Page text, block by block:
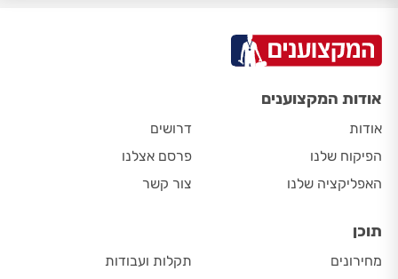
אודות המקצוענים
אודות
הפיקוח שלנו
האפליקציה שלנו
דרושים
פרסם אצלנו
צור קשר
תוכן
מחירונים
תקלות ועבודות